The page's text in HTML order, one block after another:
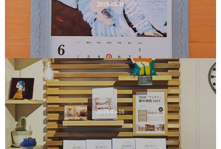
2019-05-31
2019-05-16